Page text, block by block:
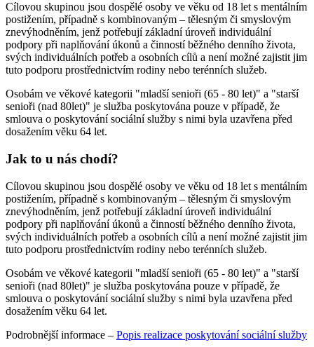
Cílovou skupinou jsou dospělé osoby ve věku od 18 let s mentálním
postižením, případně s kombinovaným – tělesným či smyslovým
znevýhodněním, jenž potřebují základní úroveň individuální
podpory při naplňování úkonů a činností běžného denního života,
svých individuálních potřeb a osobních cílů a není možné zajistit jim
tuto podporu prostřednictvím rodiny nebo terénních služeb.
Osobám ve věkové kategorii "mladší senioři (65 - 80 let)" a "starší
senioři (nad 80let)" je služba poskytována pouze v případě, že
smlouva o poskytování sociální služby s nimi byla uzavřena před
dosažením věku 64 let.
Jak to u nás chodí?
Cílovou skupinou jsou dospělé osoby ve věku od 18 let s mentálním
postižením, případně s kombinovaným – tělesným či smyslovým
znevýhodněním, jenž potřebují základní úroveň individuální
podpory při naplňování úkonů a činností běžného denního života,
svých individuálních potřeb a osobních cílů a není možné zajistit jim
tuto podporu prostřednictvím rodiny nebo terénních služeb.
Osobám ve věkové kategorii "mladší senioři (65 - 80 let)" a "starší
senioři (nad 80let)" je služba poskytována pouze v případě, že
smlouva o poskytování sociální služby s nimi byla uzavřena před
dosažením věku 64 let.
Podrobnější informace – Popis realizace poskytování sociální služby